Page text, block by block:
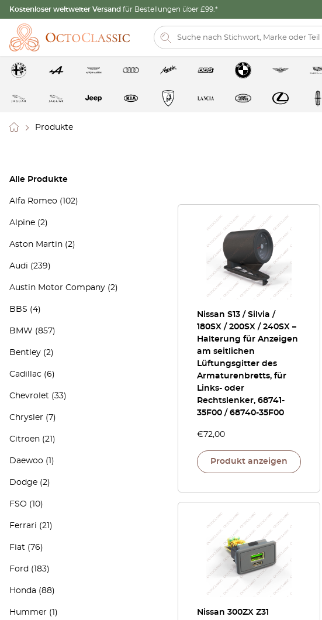
Kostenloser weltweiter Versand für Bestellungen über £99.*
Produkte
Alle Produkte
Alfa Romeo (102)
Alpine (2)
Aston Martin (2)
Audi (239)
Austin Motor Company (2)
BBS (4)
BMW (857)
Bentley (2)
Cadillac (6)
Chevrolet (33)
Chrysler (7)
Citroen (21)
Daewoo (1)
Dodge (2)
FSO (10)
Ferrari (21)
Fiat (76)
Ford (183)
Honda (88)
Hummer (1)
Nissan S13 / Silvia /
180SX / 200SX / 240SX –
Halterung für Anzeigen
am seitlichen
Lüftungsgitter des
Armaturenbretts, für
Links- oder
Rechtslenker, 68741-
35F00 / 68740-35F00
€72,00
Produkt anzeigen
Nissan 300ZX Z31